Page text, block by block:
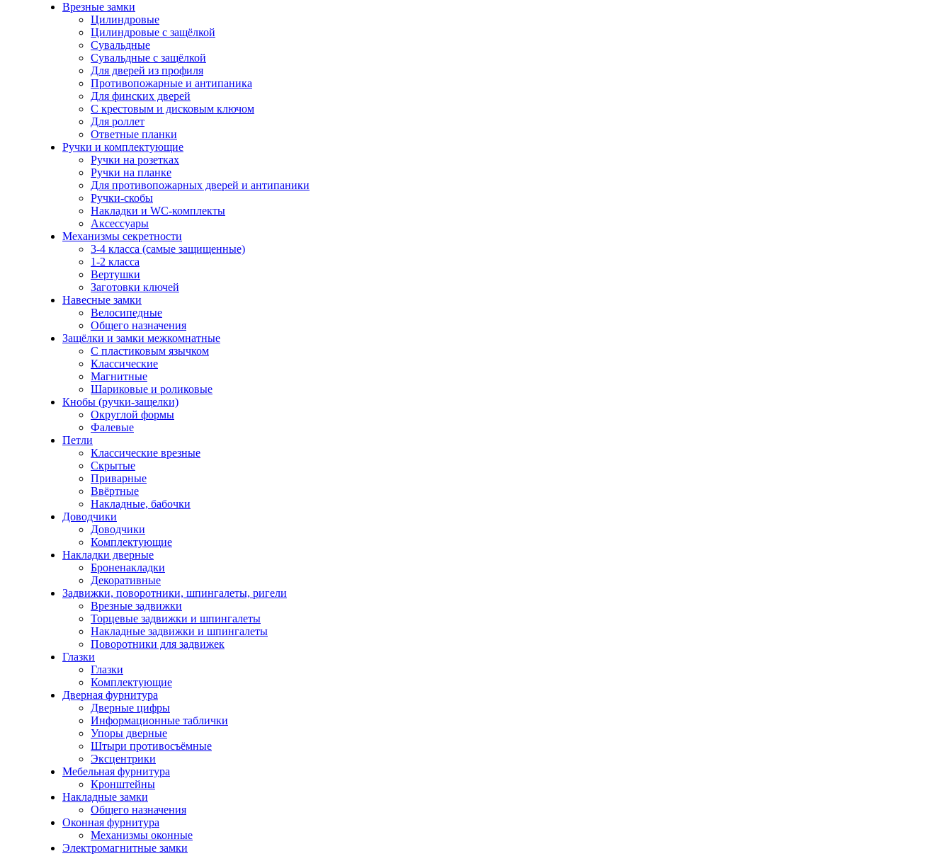
Врезные замки
Цилиндровые
Цилиндровые с защёлкой
Сувальдные
Сувальдные с защёлкой
Для дверей из профиля
Противопожарные и антипаника
Для финских дверей
С крестовым и дисковым ключом
Для роллет
Ответные планки
Ручки и комплектующие
Ручки на розетках
Ручки на планке
Для противопожарных дверей и антипаники
Ручки-скобы
Накладки и WC-комплекты
Аксессуары
Механизмы секретности
3-4 класса (самые защищенные)
1-2 класса
Вертушки
Заготовки ключей
Навесные замки
Велосипедные
Общего назначения
Защёлки и замки межкомнатные
С пластиковым язычком
Классические
Магнитные
Шариковые и роликовые
Кнобы (ручки-защелки)
Округлой формы
Фалевые
Петли
Классические врезные
Скрытые
Приварные
Ввёртные
Накладные, бабочки
Доводчики
Доводчики
Комплектующие
Накладки дверные
Броненакладки
Декоративные
Задвижки, поворотники, шпингалеты, ригели
Врезные задвижки
Торцевые задвижки и шпингалеты
Накладные задвижки и шпингалеты
Поворотники для задвижек
Глазки
Глазки
Комплектующие
Дверная фурнитура
Дверные цифры
Информационные таблички
Упоры дверные
Штыри противосъёмные
Эксцентрики
Мебельная фурнитура
Кронштейны
Накладные замки
Общего назначения
Оконная фурнитура
Механизмы оконные
Электромагнитные замки